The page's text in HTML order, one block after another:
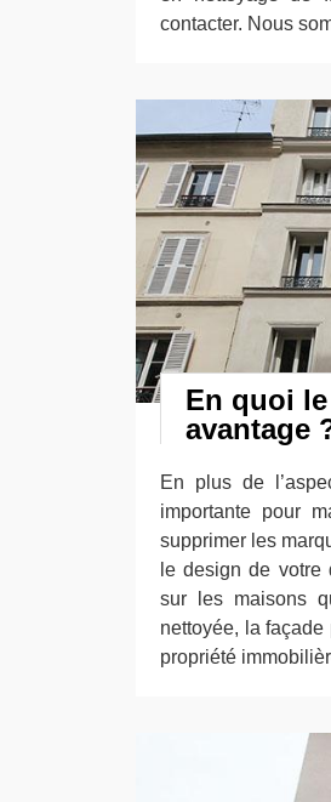
contacter. Nous
En quoi
avantage
En plus de
importante pour
supprimer les
le design de votre
sur les maisons
nettoyée, la
propriété